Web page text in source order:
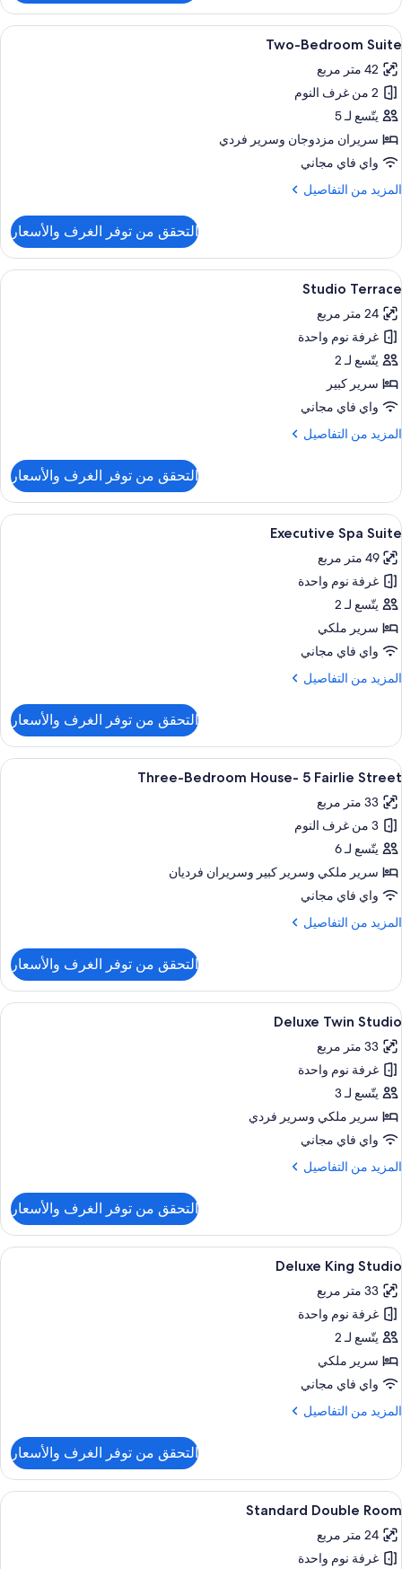
Three-
Bedroom
House-
Fairlie
Streeet
استعراض
جميع
صور
Two-
Bedroom
Suite
ميني بار ومكواة/لوح كي وواي فاي مجانًا
7
Two-Bedroom Suite
42 متر مربع
2 من غرف النوم
يتّسع لـ 5
سريران مزدوجان‫‬ وسرير فردي
واي فاي مجاني
المزيد من التفاصيل
المزيد
Two-
Bedroom
Suite
التحقق من توفر الغرف والأسعار
استعراض
جميع
صور
Studio
Terrace
ميني بار ومكواة/لوح كي وواي فاي مجانًا
5
Studio Terrace
24 متر مربع
غرفة نوم واحدة
يتّسع لـ 2
سرير كبير
واي فاي مجاني
المزيد من التفاصيل
المزيد
Studio
Terrace
التحقق من توفر الغرف والأسعار
استعراض
جميع
صور
Executive
Spa
Suite
ميني بار ومكواة/لوح كي وواي فاي مجانًا
5
Executive Spa Suite
49 متر مربع
غرفة نوم واحدة
يتّسع لـ 2
سرير ملكي
واي فاي مجاني
المزيد من التفاصيل
المزيد
Executive
Spa
Suite
التحقق من توفر الغرف والأسعار
استعراض
جميع
صور
Three-
Bedroom
House-
5
Fairlie
Street
ميني بار ومكواة/لوح كي وواي فاي مجانًا
9
Three-Bedroom House- 5 Fairlie Street
33 متر مربع
3 من غرف النوم
يتّسع لـ 6
سرير ملكي‫‬ وسرير كبير‫‬ وسريران فرديان
واي فاي مجاني
المزيد من التفاصيل
المزيد
Three-
Bedroom
House-
Fairlie
Street
التحقق من توفر الغرف والأسعار
استعراض
جميع
صور
Deluxe
Twin
Studio
ميني بار ومكواة/لوح كي وواي فاي مجانًا
5
Deluxe Twin Studio
33 متر مربع
غرفة نوم واحدة
يتّسع لـ 3
سرير ملكي‫‬ وسرير فردي
واي فاي مجاني
المزيد من التفاصيل
المزيد
Deluxe
Twin
Studio
التحقق من توفر الغرف والأسعار
استعراض
جميع
صور
Deluxe
King
Studio
ميني بار ومكواة/لوح كي وواي فاي مجانًا
5
Deluxe King Studio
33 متر مربع
غرفة نوم واحدة
يتّسع لـ 2
سرير ملكي
واي فاي مجاني
المزيد من التفاصيل
المزيد
Deluxe
King
Studio
التحقق من توفر الغرف والأسعار
استعراض
جميع
صور
Standard
ميني بار ومكواة/لوح كي وواي فاي مجانًا
3
Standard Double Room
24 متر مربع
غرفة نوم واحدة